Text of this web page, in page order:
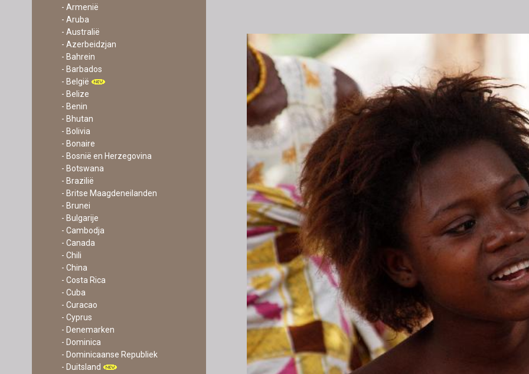
- Armenië
- Aruba
- Australië
- Azerbeidzjan
- Bahrein
- Barbados
- België
- Belize
- Benin
- Bhutan
- Bolivia
- Bonaire
- Bosnië en Herzegovina
- Botswana
- Brazilië
- Britse Maagdeneilanden
- Brunei
- Bulgarije
- Cambodja
- Canada
- Chili
- China
- Costa Rica
- Cuba
- Curacao
- Cyprus
- Denemarken
- Dominica
- Dominicaanse Republiek
- Duitsland